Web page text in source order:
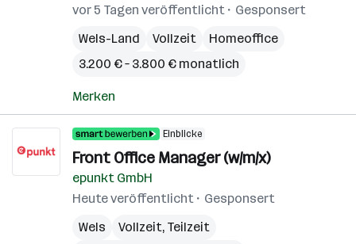
vor 5 Tagen veröffentlicht
Gesponsert
Wels-Land
Vollzeit
Homeoffice
3.200 € – 3.800 € monatlich
Merken
Einblicke
Front Office Manager (w/m/x)
epunkt GmbH
Heute veröffentlicht
Gesponsert
Wels
Vollzeit, Teilzeit